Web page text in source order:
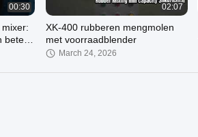
meet het Koelen Capaciteit
January 03, 2024
00:30 02:07
XK-400 rubberen mengmolen
met voorraadblender
March 24, 2026